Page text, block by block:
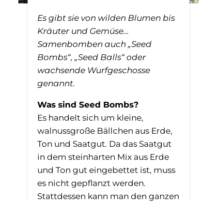
Es gibt sie von wilden Blumen bis
Kräuter und Gemüse…
Samenbomben auch „Seed
Bombs“, „Seed Balls“ oder
wachsende Wurfgeschosse
genannt.
Was sind Seed Bombs?
Es handelt sich um kleine,
walnussgroße Bällchen aus Erde,
Ton und Saatgut. Da das Saatgut
in dem steinharten Mix aus Erde
und Ton gut eingebettet ist, muss
es nicht gepflanzt werden.
Stattdessen kann man den ganzen